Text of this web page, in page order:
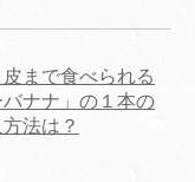
皮まで食べられる
バナナ」の１本の
法は？